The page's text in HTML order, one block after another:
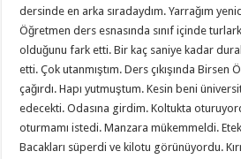
dersinde en arka sıradaydım. Yarrağım
Öğretmen ders esnasında sınıf içinde
olduğunu fark etti. Bir kaç saniye kadar
etti. Çok utanmıştım. Ders çıkışında Birsen
çağırdı. Hapı yutmuştum. Kesin beni
edecekti. Odasına girdim. Koltukta
oturmamı istedi. Manzara mükemmeldi. Etek
Bacakları süperdi ve kilotu görünüyordu.